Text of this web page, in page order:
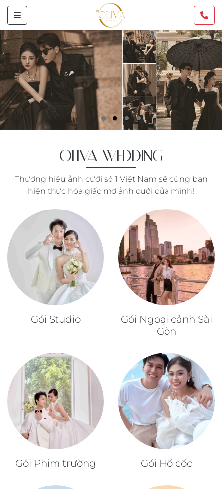
OLIVA WEDDING
Thương hiệu ảnh cưới số 1 Việt Nam sẽ cùng bạn
hiện thực hóa giấc mơ ảnh cưới của mình!
Gói Studio
Gói Ngoại cảnh Sài
Gòn
Gói Phim trường Gói Hồ cốc